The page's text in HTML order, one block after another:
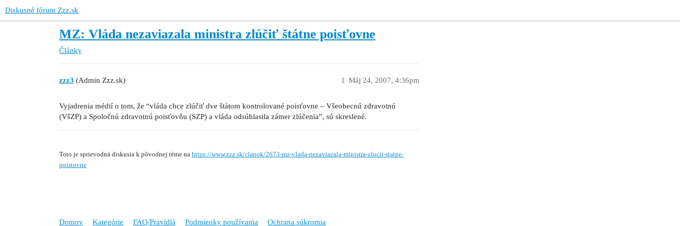
Diskusné fórum Zzz.sk
MZ: Vláda nezaviazala ministra zlúčiť štátne poisťovne
Články
zzz3 (Admin Zzz.sk) Máj 24, 2007, 4:36pm
1
Vyjadrenia médií o tom, že “vláda chce zlúčiť dve štátom kontrolované poisťovne – Všeobecnú zdravotnú
(VšZP) a Spoločnú zdravotnú poisťovňu (SZP) a vláda odsúhlasila zámer zlúčenia”, sú skreslené.
Toto je sprievodná diskusia k pôvodnej téme na https://www.zzz.sk/clanok/2673-mz-vlada-nezaviazala-ministra-zlucit-statne-
poistovne
Domov Kategórie FAQ/Pravidlá Podmienky používania Ochrana súkromia